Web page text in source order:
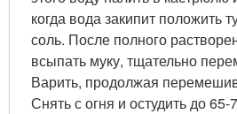
когда вода закипит положить
соль. После полного
всыпать муку, тщательно
Варить, продолжая
Снять с огня и остудить до 65-